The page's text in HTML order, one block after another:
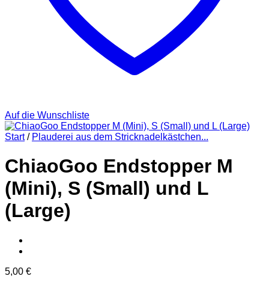
Auf die Wunschliste
Start / Plauderei aus dem Stricknadelkästchen...
ChiaoGoo Endstopper M
(Mini), S (Small) und L
(Large)
5,00 €